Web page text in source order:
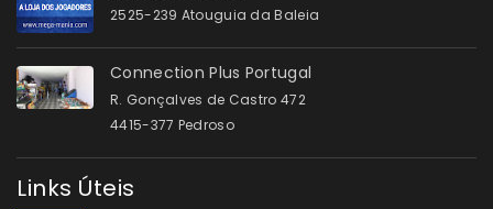
2525-239 Atouguia da Baleia
Connection Plus Portugal
R. Gonçalves de Castro 472
4415-377 Pedroso
Links Úteis